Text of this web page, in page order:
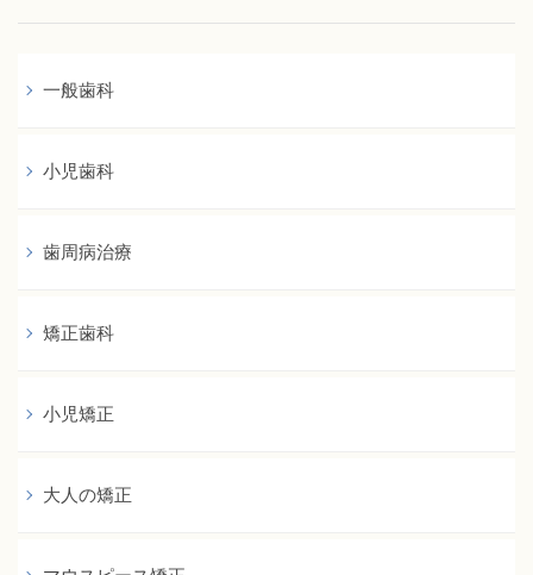
一般歯科
小児歯科
歯周病治療
矯正歯科
小児矯正
大人の矯正